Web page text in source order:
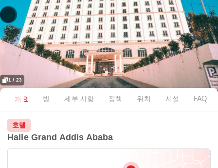
1 / 23
개요 방 세부 사항 정책 위치 시설 FAQ
호텔
Haile Grand Addis Ababa